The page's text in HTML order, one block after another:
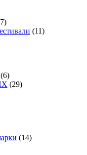
(11)
(6)
(29)
(14)